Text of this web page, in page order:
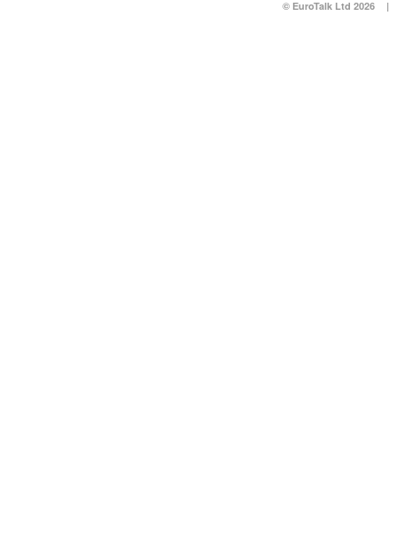
© EuroTalk Ltd 2026 |